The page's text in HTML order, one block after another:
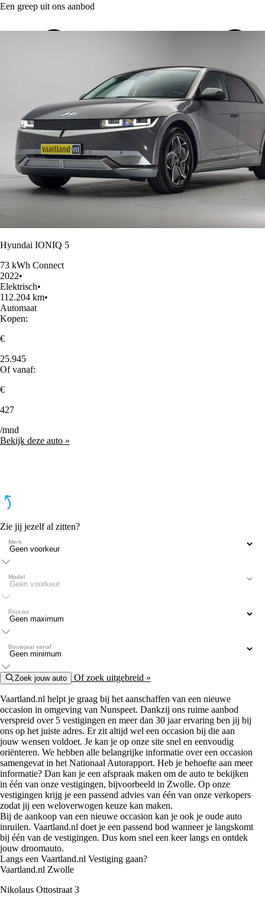
Een greep uit ons aanbod
Hyundai IONIQ 5
73 kWh Connect
2022•
Elektrisch•
112.204 km•
Automaat
Kopen:
€
25.945
Of vanaf:
€
427
/mnd
Bekijk deze auto »
Zie jij jezelf al zitten?
Merk
Model
Prijs tot
Bouwjaar vanaf
Zoek jouw auto Of zoek uitgebreid »
Vaartland.nl helpt je graag bij het aanschaffen van een nieuwe
occasion in omgeving van Nunspeet. Dankzij ons ruime aanbod
verspreid over 5 vestigingen en meer dan 30 jaar ervaring ben jij bij
ons op het juiste adres. Er zit altijd wel een occasion bij die aan
jouw wensen voldoet. Je kan je op onze site snel en eenvoudig
oriënteren. We hebben alle belangrijke informatie over een occasion
samengevat in het Nationaal Autorapport. Heb je behoefte aan meer
informatie? Dan kan je een afspraak maken om de auto te bekijken
in één van onze vestigingen, bijvoorbeeld in Zwolle. Op onze
vestigingen krijg je een passend advies van één van onze verkopers
zodat jij een weloverwogen keuze kan maken.
Bij de aankoop van een nieuwe occasion kan je ook je oude auto
inruilen. Vaartland.nl doet je een passend bod wanneer je langskomt
bij één van de vestigingen. Dus kom snel een keer langs en ontdek
jouw droomauto.
Langs een Vaartland.nl Vestiging gaan?
Vaartland.nl Zwolle
Nikolaus Ottostraat 3